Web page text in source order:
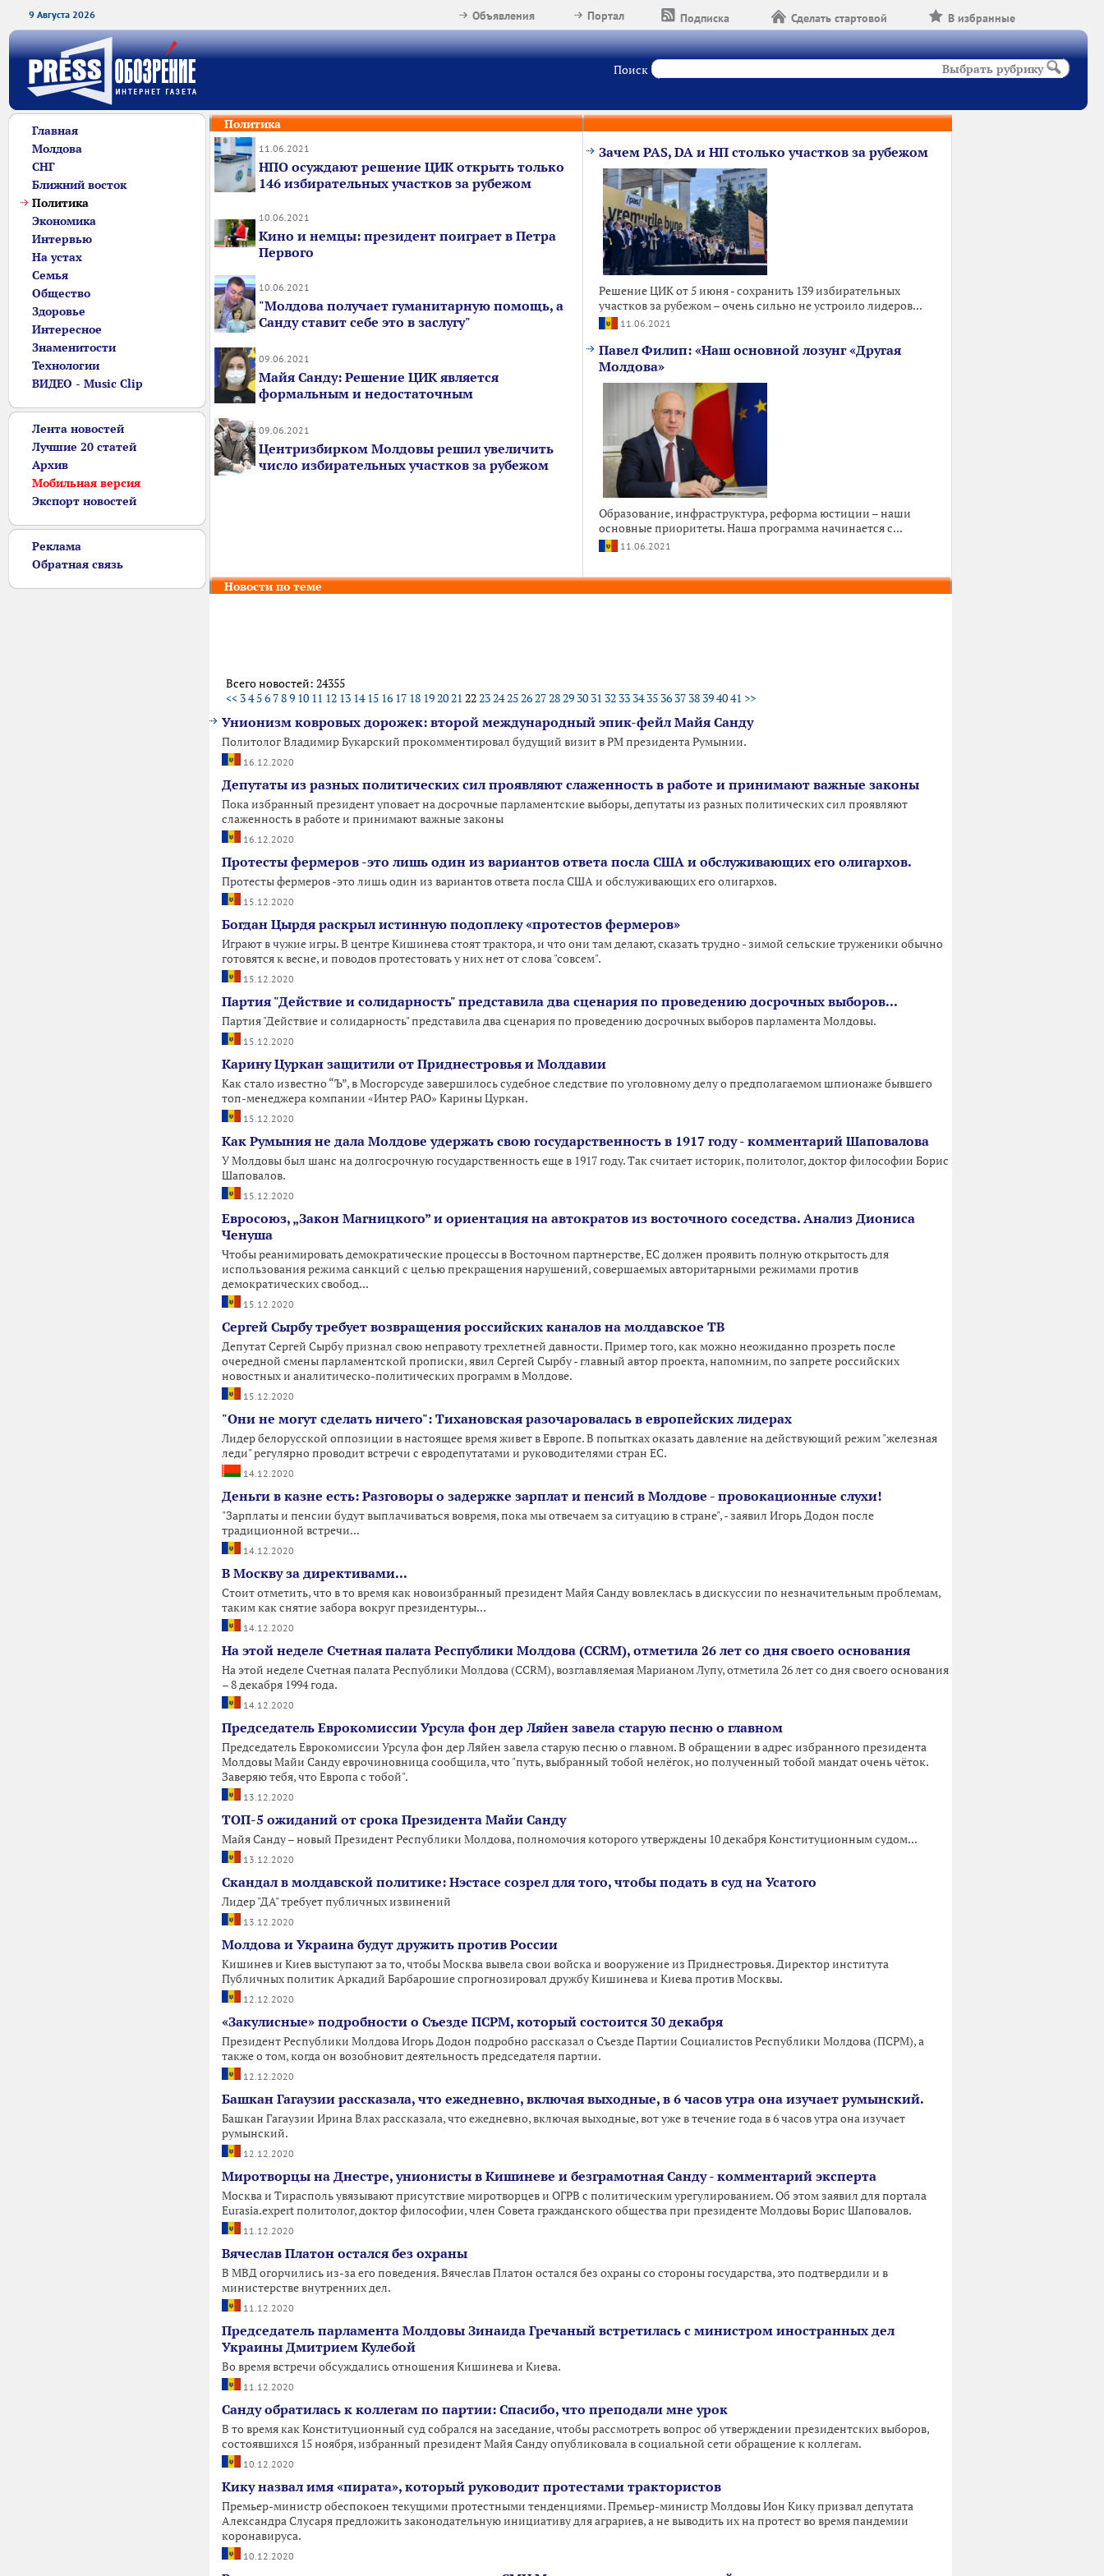
9 Августа 2026 В избранные
Сделать стартовой
Подписка
Портал
Объявления
Поиск Выбрать рубрику
Главная
Молдова
СНГ
Ближний восток
Политика
Экономика
Интервью
На устах
Семья
Общество
Здоровье
Интересное
Знаменитости
Технологии
ВИДЕО - Music Clip
Лента новостей
Лучшие 20 статей
Архив
Мобильная версия
Экспорт новостей
Реклама
Обратная связь
Политика
11.06.2021
НПО осуждают решение ЦИК открыть только
146 избирательных участков за рубежом
10.06.2021
Кино и немцы: президент поиграет в Петра
Первого
10.06.2021
"Молдова получает гуманитарную помощь, а
Санду ставит себе это в заслугу"
09.06.2021
Майя Санду: Решение ЦИК является
формальным и недостаточным
09.06.2021
Центризбирком Молдовы решил увеличить
число избирательных участков за рубежом
Зачем PAS, DA и НП столько участков за рубежом
Решение ЦИК от 5 июня - сохранить 139 избирательных
участков за рубежом – очень сильно не устроило лидеров...
11.06.2021
Павел Филип: «Наш основной лозунг «Другая
Молдова»
Образование, инфраструктура, реформа юстиции – наши
основные приоритеты. Наша программа начинается с...
11.06.2021
Новости по теме
Всего новостей: 24355
<< 34 56 789 10 11 12 13 14 15 16 17 18 192021 2223242526272829 30 31 32 33 34 35 36 37 38 394041 >>
Унионизм ковровых дорожек: второй международный эпик-фейл Майя Санду
Политолог Владимир Букарский прокомментировал будущий визит в РМ президента Румынии.
16.12.2020
Депутаты из разных политических сил проявляют слаженность в работе и принимают важные законы
Пока избранный президент уповает на досрочные парламентские выборы, депутаты из разных политических сил проявляют
слаженность в работе и принимают важные законы
16.12.2020
Протесты фермеров -это лишь один из вариантов ответа посла США и обслуживающих его олигархов.
Протесты фермеров -это лишь один из вариантов ответа посла США и обслуживающих его олигархов.
15.12.2020
Богдан Цырдя раскрыл истинную подоплеку «протестов фермеров»
Играют в чужие игры. В центре Кишинева стоят трактора, и что они там делают, сказать трудно - зимой сельские труженики обычно
готовятся к весне, и поводов протестовать у них нет от слова "совсем".
15.12.2020
Партия "Действие и солидарность" представила два сценария по проведению досрочных выборов...
Партия "Действие и солидарность" представила два сценария по проведению досрочных выборов парламента Молдовы.
15.12.2020
Карину Цуркан защитили от Приднестровья и Молдавии
Как стало известно “Ъ”, в Мосгорсуде завершилось судебное следствие по уголовному делу о предполагаемом шпионаже бывшего
топ-менеджера компании «Интер РАО» Карины Цуркан.
15.12.2020
Как Румыния не дала Молдове удержать свою государственность в 1917 году - комментарий Шаповалова
У Молдовы был шанс на долгосрочную государственность еще в 1917 году. Так считает историк, политолог, доктор философии Борис
Шаповалов.
15.12.2020
Евросоюз, „Закон Магницкого” и ориентация на автократов из восточного соседства. Анализ Диониса
Ченуша
Чтобы реанимировать демократические процессы в Восточном партнерстве, ЕС должен проявить полную открытость для
использования режима санкций с целью прекращения нарушений, совершаемых авторитарными режимами против
демократических свобод...
15.12.2020
Сергей Сырбу требует возвращения российских каналов на молдавское ТВ
Депутат Сергей Сырбу признал свою неправоту трехлетней давности. Пример того, как можно неожиданно прозреть после
очередной смены парламентской прописки, явил Сергей Сырбу - главный автор проекта, напомним, по запрете российских
новостных и аналитическо-политических программ в Молдове.
15.12.2020
"Они не могут сделать ничего": Тихановская разочаровалась в европейских лидерах
Лидер белорусской оппозиции в настоящее время живет в Европе. В попытках оказать давление на действующий режим "железная
леди" регулярно проводит встречи с евродепутатами и руководителями стран ЕС.
14.12.2020
Деньги в казне есть: Разговоры о задержке зарплат и пенсий в Молдове - провокационные слухи!
"Зарплаты и пенсии будут выплачиваться вовремя, пока мы отвечаем за ситуацию в стране", - заявил Игорь Додон после
традиционной встречи...
14.12.2020
В Москву за директивами...
Стоит отметить, что в то время как новоизбранный президент Майя Санду вовлеклась в дискуссии по незначительным проблемам,
таким как снятие забора вокруг президентуры...
14.12.2020
На этой неделе Счетная палата Республики Молдова (CCRM), отметила 26 лет со дня своего основания
На этой неделе Счетная палата Республики Молдова (CCRM), возглавляемая Марианом Лупу, отметила 26 лет со дня своего основания
– 8 декабря 1994 года.
14.12.2020
Председатель Еврокомиссии Урсула фон дер Ляйен завела старую песню о главном
Председатель Еврокомиссии Урсула фон дер Ляйен завела старую песню о главном. В обращении в адрес избранного президента
Молдовы Майи Санду еврочиновница сообщила, что "путь, выбранный тобой нелёгок, но полученный тобой мандат очень чёток.
Заверяю тебя, что Европа с тобой".
13.12.2020
ТОП-5 ожиданий от срока Президента Майи Санду
Майя Санду – новый Президент Республики Молдова, полномочия которого утверждены 10 декабря Конституционным судом...
13.12.2020
Скандал в молдавской политике: Нэстасе созрел для того, чтобы подать в суд на Усатого
Лидер "ДА" требует публичных извинений
13.12.2020
Молдова и Украина будут дружить против России
Кишинев и Киев выступают за то, чтобы Москва вывела свои войска и вооружение из Приднестровья. Директор института
Публичных политик Аркадий Барбарошие спрогнозировал дружбу Кишинева и Киева против Москвы.
12.12.2020
«Закулисные» подробности о Съезде ПСРМ, который состоится 30 декабря
Президент Республики Молдова Игорь Додон подробно рассказал о Съезде Партии Социалистов Республики Молдова (ПСРМ), а
также о том, когда он возобновит деятельность председателя партии.
12.12.2020
Башкан Гагаузии рассказала, что ежедневно, включая выходные, в 6 часов утра она изучает румынский.
Башкан Гагаузии Ирина Влах рассказала, что ежедневно, включая выходные, вот уже в течение года в 6 часов утра она изучает
румынский.
12.12.2020
Миротворцы на Днестре, унионисты в Кишиневе и безграмотная Санду - комментарий эксперта
Москва и Тирасполь увязывают присутствие миротворцев и ОГРВ с политическим урегулированием. Об этом заявил для портала
Еurasia.expert политолог, доктор философии, член Совета гражданского общества при президенте Молдовы Борис Шаповалов.
11.12.2020
Вячеслав Платон остался без охраны
В МВД огорчились из-за его поведения. Вячеслав Платон остался без охраны со стороны государства, это подтвердили и в
министерстве внутренних дел.
11.12.2020
Председатель парламента Молдовы Зинаида Гречаный встретилась с министром иностранных дел
Украины Дмитрием Кулебой
Во время встречи обсуждались отношения Кишинева и Киева.
11.12.2020
Санду обратилась к коллегам по партии: Спасибо, что преподали мне урок
В то время как Конституционный суд собрался на заседание, чтобы рассмотреть вопрос об утверждении президентских выборов,
состоявшихся 15 ноября, избранный президент Майя Санду опубликовала в социальной сети обращение к коллегам.
10.12.2020
Кику назвал имя «пирата», который руководит протестами трактористов
Премьер-министр обеспокоен текущими протестными тенденциями. Премьер-министр Молдовы Ион Кику призвал депутата
Александра Слусаря предложить законодательную инициативу для аграриев, а не выводить их на протест во время пандемии
коронавируса.
10.12.2020